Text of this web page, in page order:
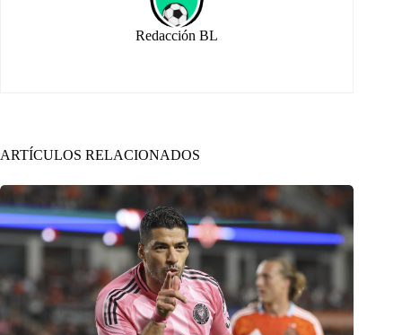
Redacción BL
ARTÍCULOS RELACIONADOS